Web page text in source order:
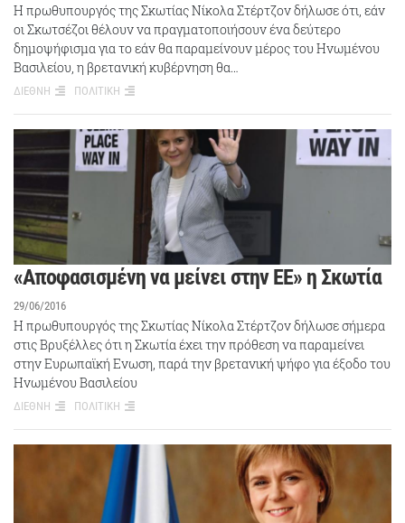
Η πρωθυπουργός της Σκωτίας Νίκολα Στέρτζον δήλωσε ότι, εάν
οι Σκωτσέζοι θέλουν να πραγματοποιήσουν ένα δεύτερο
δημοψήφισμα για το εάν θα παραμείνουν μέρος του Ηνωμένου
Βασιλείου, η βρετανική κυβέρνηση θα…
ΔΙΕΘΝΗ ΠΟΛΙΤΙΚΗ
«Αποφασισμένη να μείνει στην ΕΕ» η Σκωτία
29/06/2016
Η πρωθυπουργός της Σκωτίας Νίκολα Στέρτζον δήλωσε σήμερα
στις Βρυξέλλες ότι η Σκωτία έχει την πρόθεση να παραμείνει
στην Ευρωπαϊκή Ενωση, παρά την βρετανική ψήφο για έξοδο του
Ηνωμένου Βασιλείου
ΔΙΕΘΝΗ ΠΟΛΙΤΙΚΗ